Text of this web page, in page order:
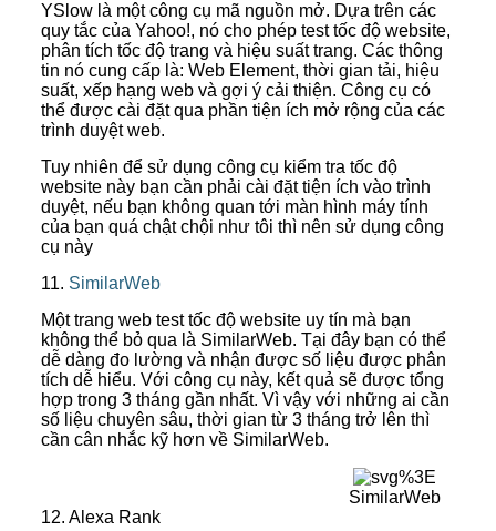
YSlow là một công cụ mã nguồn mở. Dựa trên các
quy tắc của Yahoo!, nó cho phép test tốc độ website,
phân tích tốc độ trang và hiệu suất trang. Các thông
tin nó cung cấp là: Web Element, thời gian tải, hiệu
suất, xếp hạng web và gợi ý cải thiện. Công cụ có
thể được cài đặt qua phần tiện ích mở rộng của các
trình duyệt web.
Tuy nhiên để sử dụng công cụ kiểm tra tốc độ
website này bạn cần phải cài đặt tiện ích vào trình
duyệt, nếu bạn không quan tới màn hình máy tính
của bạn quá chật chội như tôi thì nên sử dụng công
cụ này
11. SimilarWeb
Một trang web test tốc độ website uy tín mà bạn
không thể bỏ qua là SimilarWeb. Tại đây bạn có thể
dễ dàng đo lường và nhận được số liệu được phân
tích dễ hiểu. Với công cụ này, kết quả sẽ được tổng
hợp trong 3 tháng gần nhất. Vì vậy với những ai cần
số liệu chuyên sâu, thời gian từ 3 tháng trở lên thì
cần cân nhắc kỹ hơn về SimilarWeb.
SimilarWeb
12. Alexa Rank